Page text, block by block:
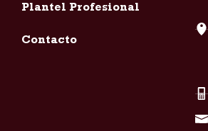
Plantel Profesional
Contacto